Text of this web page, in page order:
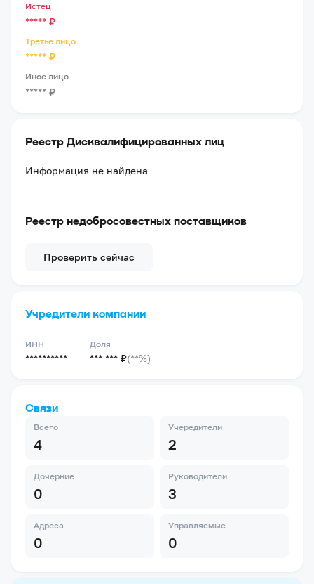
Истец
***** ₽
Третье лицо
***** ₽
Иное лицо
***** ₽
Реестр Дисквалифицированных лиц
Информация не найдена
Реестр недобросовестных поставщиков
Проверить сейчас
Учредители компании
ИНН
**********
Доля
*** *** ₽(**%)
Связи
Всего
4
Учередители
2
Дочерние
0
Руководители
3
Адреса
0
Управляемые
0